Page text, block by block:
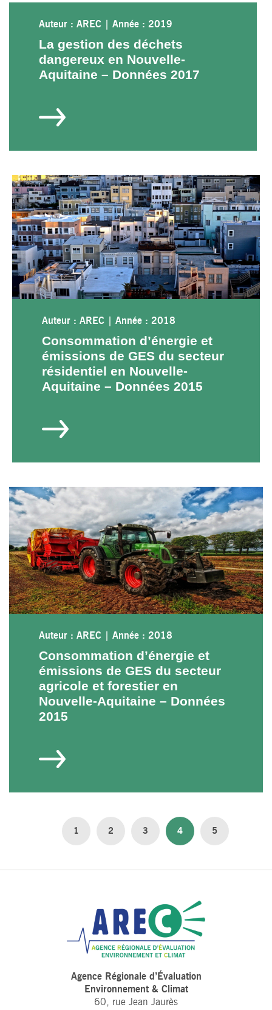
Auteur : AREC | Année : 2019
La gestion des déchets
dangereux en Nouvelle-
Aquitaine – Données 2017
Auteur : AREC | Année : 2018
Consommation d’énergie et
émissions de GES du secteur
résidentiel en Nouvelle-
Aquitaine – Données 2015
Auteur : AREC | Année : 2018
Consommation d’énergie et
émissions de GES du secteur
agricole et forestier en
Nouvelle-Aquitaine – Données
2015
1 2 3 4 5
Agence Régionale d’Évaluation
Environnement & Climat
60, rue Jean Jaurès